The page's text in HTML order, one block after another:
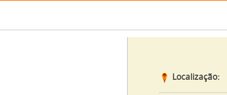
Localização: